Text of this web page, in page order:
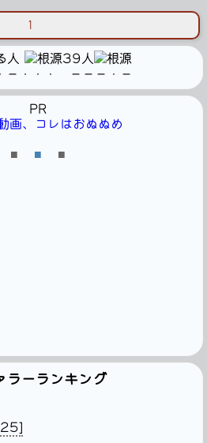
1
人
39人
－・・・ －－－・－
PR
■ ■ ■
ラーランキング